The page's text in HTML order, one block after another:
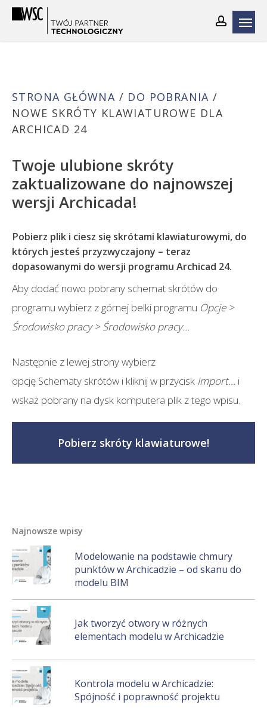
Skip
STRONA GŁÓWNA / DO POBRANIA /
NOWE SKRÓTY KLAWIATUROWE DLA
ARCHICAD 24
Twoje ulubione skróty
zaktualizowane do najnowszej
wersji Archicada!
Pobierz plik i ciesz się skrótami klawiaturowymi, do
których jesteś przyzwyczajony – teraz
dopasowanymi do wersji programu Archicad 24.
Aby dodać nowo pobrany schemat skrótów do
programu wybierz z górnej belki programu Opcje >
Środowisko pracy > Środowisko pracy…
Następnie z lewej strony wybierz
opcję Schematy skrótów i kliknij w przycisk Import… i
wskaż pobrany na dysk komputera plik z tego wpisu.
Pobierz skróty klawiaturowe!
Najnowsze wpisy
Modelowanie na podstawie chmury
punktów w Archicadzie – od skanu do
modelu BIM
Jak tworzyć otwory w różnych
elementach modelu w Archicadzie
Kontrola modelu w Archicadzie:
Spójność i poprawność projektu